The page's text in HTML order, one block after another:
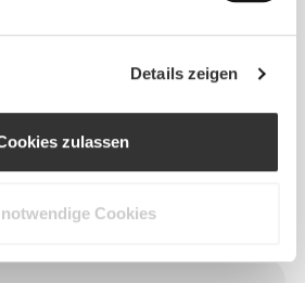
Details zeigen
zulassen
Cookies
Artikel, er ist verstellbar